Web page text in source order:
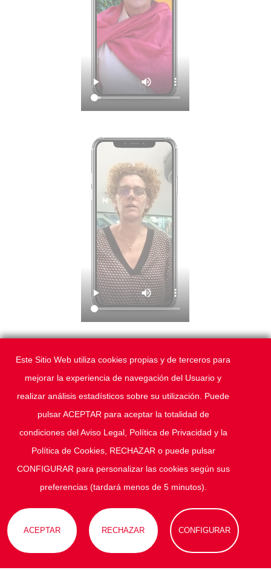
crea, administra e impulsa tu evento con
nosotros. ¡contáctanos!
foodandfriends. Todos los derechos reservados.
chef a domicilio - política de privacidad
política de
cookies
Este Sitio Web utiliza cookies propias y de terceros para
mejorar la experiencia de navegación del Usuario y
realizar análisis estadísticos sobre su utilización. Puede
pulsar ACEPTAR para aceptar la totalidad de
condiciones del Aviso Legal, Política de Privacidad y la
Política de Cookies, RECHAZAR o puede pulsar
CONFIGURAR para personalizar las cookies según sus
preferencias (tardará menos de 5 minutos).
ACEPTAR RECHAZAR CONFIGURAR